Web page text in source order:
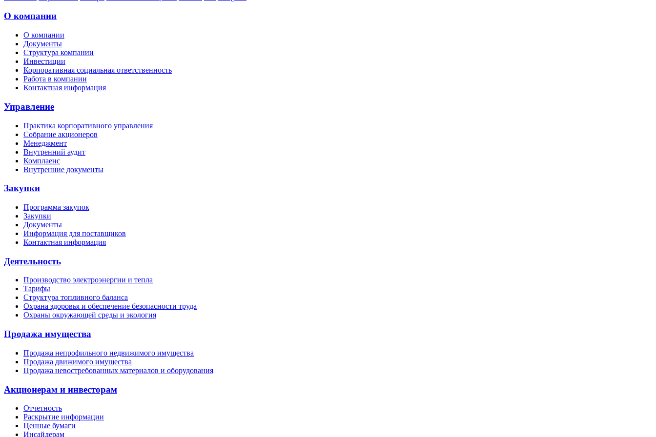
О компании
О компании
Документы
Структура компании
Инвестиции
Корпоративная социальная ответственность
Работа в компании
Контактная информация
Управление
Практика корпоративного управления
Собрание акционеров
Менеджмент
Внутренний аудит
Комплаенс
Внутренние документы
Закупки
Программа закупок
Закупки
Документы
Информация для поставщиков
Контактная информация
Деятельность
Производство электроэнергии и тепла
Тарифы
Структура топливного баланса
Охрана здоровья и обеспечение безопасности труда
Охраны окружающей среды и экология
Продажа имущества
Продажа непрофильного недвижимого имущества
Продажа движимого имущества
Продажа невостребованных материалов и оборудования
Акционерам и инвесторам
Отчетность
Раскрытие информации
Ценные бумаги
Инсайдерам